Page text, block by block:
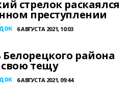
стрелок раскаялся
преступлении
6 АВГУСТА 2021, 10:03
района
тещу
6 АВГУСТА 2021, 09:44